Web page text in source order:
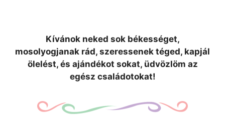
Kívánok neked sok békességet,
mosolyogjanak rád, szeressenek téged, kapjál
ölelést, és ajándékot sokat, üdvözlöm az
egész családotokat!